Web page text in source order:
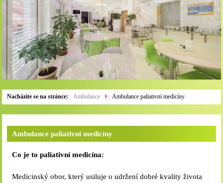
Nacházíte se na stránce: Ambulance Ambulance paliativní medicíny
Ambulance paliativní medicíny
Co je to paliativní medicína:
Medicinský obor, který usiluje o udržení dobré kvality života